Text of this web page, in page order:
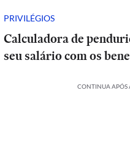
PRIVILÉGIOS
Calculadora de
seu salário com os
CONTINUA APÓS